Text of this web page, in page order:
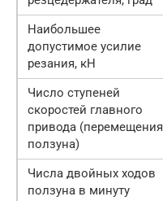
Наибольшее
допустимое усилие
резания, кН
Число ступеней
скоростей главного
привода (перемещения
ползуна)
Числа двойных ходов
ползуна в минуту